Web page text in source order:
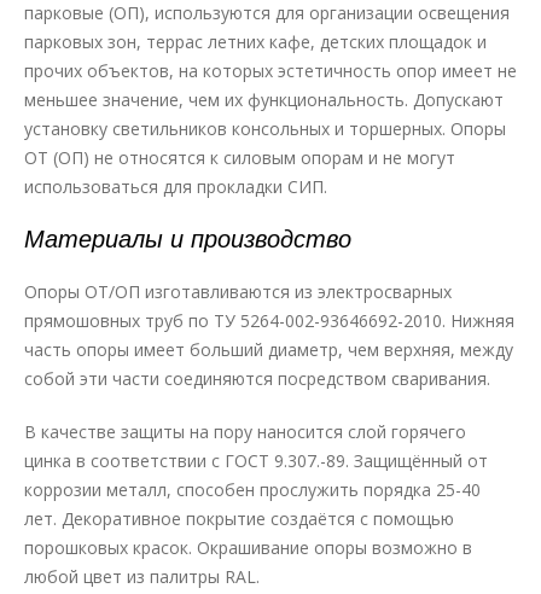
парковые (ОП), используются для организации освещения
парковых зон, террас летних кафе, детских площадок и
прочих объектов, на которых эстетичность опор имеет не
меньшее значение, чем их функциональность. Допускают
установку светильников консольных и торшерных. Опоры
ОТ (ОП) не относятся к силовым опорам и не могут
использоваться для прокладки СИП.
Материалы и производство
Опоры ОТ/ОП изготавливаются из электросварных
прямошовных труб по ТУ 5264-002-93646692-2010. Нижняя
часть опоры имеет больший диаметр, чем верхняя, между
собой эти части соединяются посредством сваривания.
В качестве защиты на пору наносится слой горячего
цинка в соответствии с ГОСТ 9.307.-89. Защищённый от
коррозии металл, способен прослужить порядка 25-40
лет. Декоративное покрытие создаётся с помощью
порошковых красок. Окрашивание опоры возможно в
любой цвет из палитры RAL.